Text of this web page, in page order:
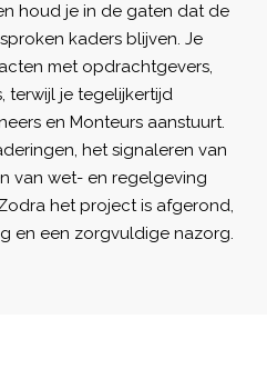
houd je in de gaten dat de
kaders blijven. Je
met opdrachtgevers,
terwijl je tegelijkertijd
en Monteurs aanstuurt.
het signaleren van
van wet- en regelgeving
het project is afgerond,
en een zorgvuldige nazorg.